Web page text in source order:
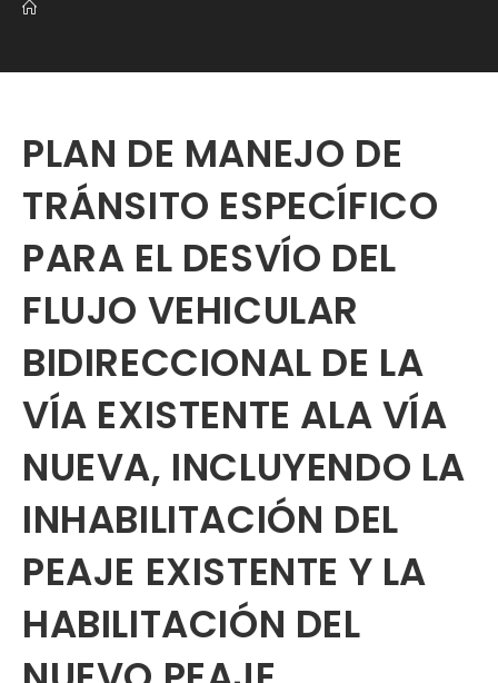
PLAN DE MANEJO DE
TRÁNSITO ESPECÍFICO
PARA EL DESVÍO DEL
FLUJO VEHICULAR
BIDIRECCIONAL DE LA
VÍA EXISTENTE ALA VÍA
NUEVA, INCLUYENDO LA
INHABILITACIÓN DEL
PEAJE EXISTENTE Y LA
HABILITACIÓN DEL